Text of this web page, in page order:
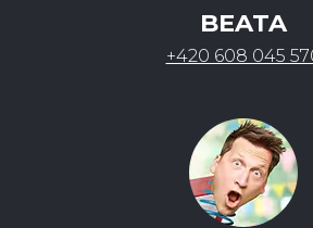
BEATA
+420 608 045